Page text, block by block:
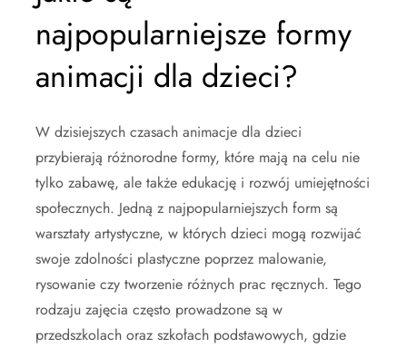
najpopularniejsze formy
animacji dla dzieci?
W dzisiejszych czasach animacje dla dzieci
przybierają różnorodne formy, które mają na celu nie
tylko zabawę, ale także edukację i rozwój umiejętności
społecznych. Jedną z najpopularniejszych form są
warsztaty artystyczne, w których dzieci mogą rozwijać
swoje zdolności plastyczne poprzez malowanie,
rysowanie czy tworzenie różnych prac ręcznych. Tego
rodzaju zajęcia często prowadzone są w
przedszkolach oraz szkołach podstawowych, gdzie